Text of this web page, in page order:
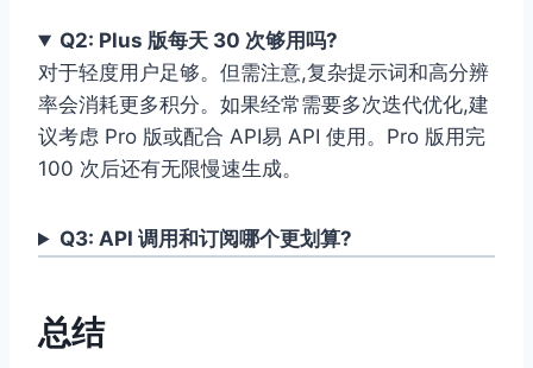
Q2: Plus 版每天 30 次够用吗?
对于轻度用户足够。但需注意,复杂提示词和高分辨
率会消耗更多积分。如果经常需要多次迭代优化,建
议考虑 Pro 版或配合 API易 API 使用。Pro 版用完
100 次后还有无限慢速生成。
Q3: API 调用和订阅哪个更划算?
总结